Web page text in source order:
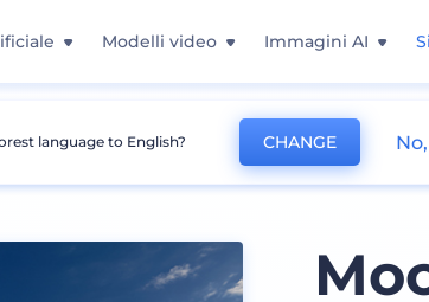
Modelli video Immagini AI
Mockup bandiera
language to English? CHANGE